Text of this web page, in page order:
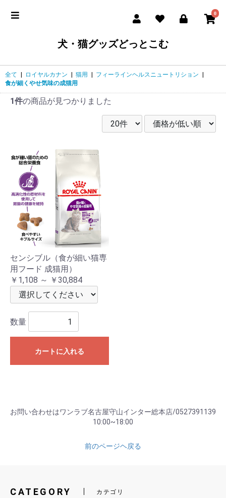
0
犬・猫グッズどっとこむ
全て ロイヤルカナン 猫用 フィーラインヘルスニュートリション
食が細くやせ気味の成猫用
1件の商品が見つかりました
センシブル（食が細い猫専
用フード 成猫用）
￥1,108 ～ ￥30,884
数量
カートに入れる
お問い合わせはワンラブ名古屋守山インター総本店/0527391139
10:00~18:00
前のページヘ戻る
CATEGORY カテゴリ